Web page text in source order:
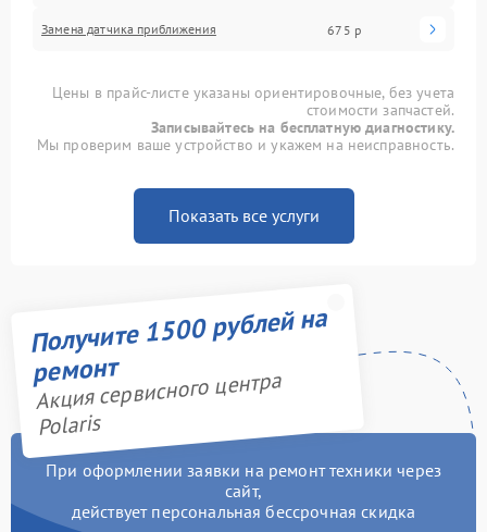
Замена датчика приближения 675 р
Цены в прайс-листе указаны ориентировочные, без учета
стоимости запчастей.
Записывайтесь на бесплатную диагностику.
Мы проверим ваше устройство и укажем на неисправность.
Показать все услуги
Получите 1500 рублей на
ремонт
Акция сервисного центра
Polaris
При оформлении заявки на ремонт техники через
сайт,
действует персональная бессрочная скидка